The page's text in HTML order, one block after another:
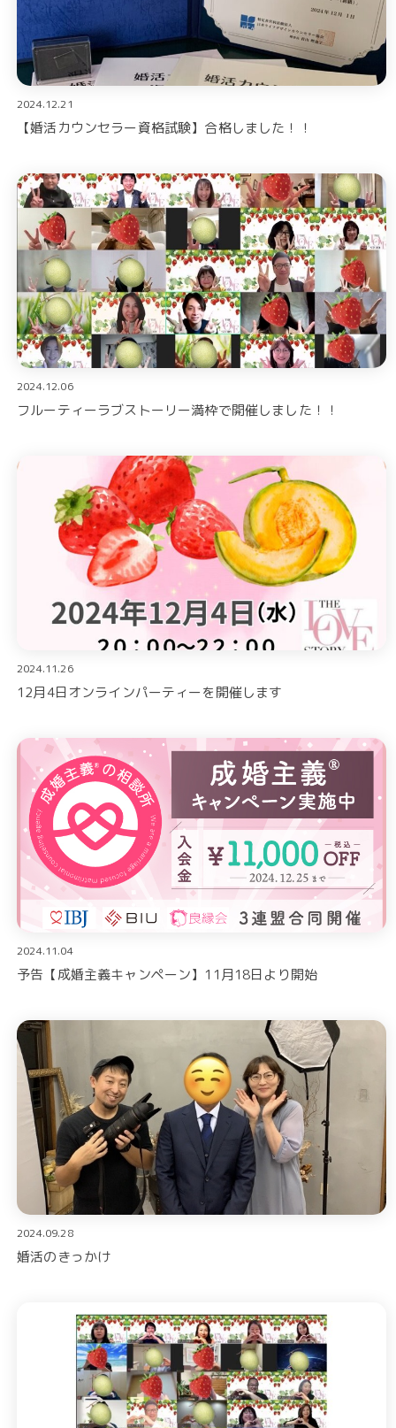
2024.12.21
【婚活カウンセラー資格試験】合格しました！！
2024.12.06
フルーティーラブストーリー満枠で開催しました！！
2024.11.26
12月4日オンラインパーティーを開催します
2024.11.04
予告【成婚主義キャンペーン】11月18日より開始
2024.09.28
婚活のきっかけ